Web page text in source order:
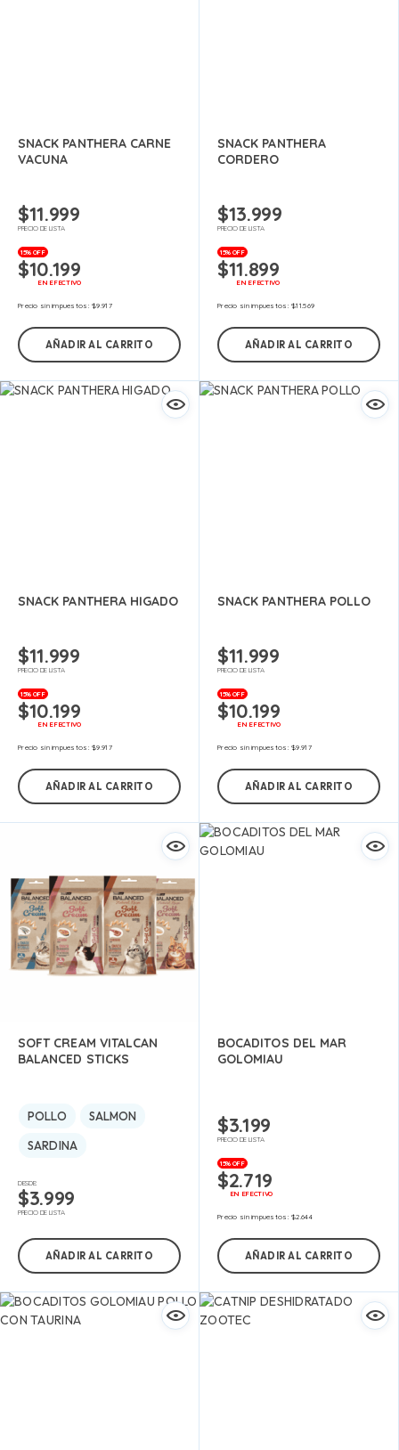
SNACK PANTHERA CARNE
VACUNA
$11.999
PRECIO DE LISTA
15% OFF
$10.199
EN EFECTIVO
Precio sin impuestos:$9.917
AÑADIR AL CARRITO
SNACK PANTHERA
CORDERO
$13.999
PRECIO DE LISTA
15% OFF
$11.899
EN EFECTIVO
Precio sin impuestos:$11.569
AÑADIR AL CARRITO
SNACK PANTHERA HIGADO
$11.999
PRECIO DE LISTA
15% OFF
$10.199
EN EFECTIVO
Precio sin impuestos:$9.917
AÑADIR AL CARRITO
SNACK PANTHERA POLLO
$11.999
PRECIO DE LISTA
15% OFF
$10.199
EN EFECTIVO
Precio sin impuestos:$9.917
AÑADIR AL CARRITO
SOFT CREAM VITALCAN
BALANCED STICKS
POLLO SALMON
SARDINA
DESDE:
$3.999
PRECIO DE LISTA
AÑADIR AL CARRITO
BOCADITOS DEL MAR
GOLOMIAU
$3.199
PRECIO DE LISTA
15% OFF
$2.719
EN EFECTIVO
Precio sin impuestos:$2.644
AÑADIR AL CARRITO